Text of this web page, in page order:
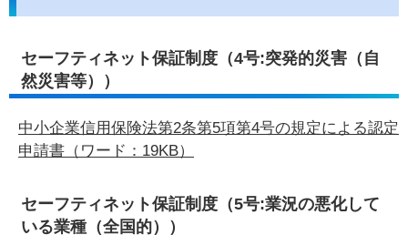
セーフティネット保証制度（4号:突発的災害（自
然災害等））
中小企業信用保険法第2条第5項第4号の規定による認定
申請書（ワード：19KB）
セーフティネット保証制度（5号:業況の悪化して
いる業種（全国的））